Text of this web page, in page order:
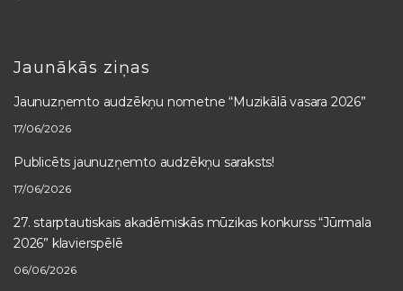
Jaunākās ziņas
Jaunuzņemto audzēkņu nometne “Muzikālā vasara 2026”
17/06/2026
Publicēts jaunuzņemto audzēkņu saraksts!
17/06/2026
27. starptautiskais akadēmiskās mūzikas konkurss “Jūrmala
2026” klavierspēlē
06/06/2026